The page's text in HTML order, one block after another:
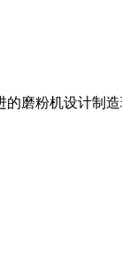
磨粉机设计制